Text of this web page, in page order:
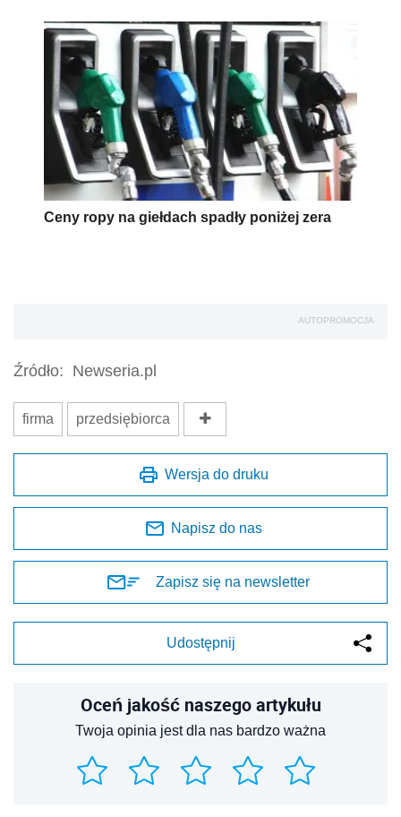
Ceny ropy na giełdach spadły poniżej zera
AUTOPROMOCJA
Źródło: Newseria.pl
firma przedsiębiorca
Wersja do druku
Napisz do nas
Zapisz się na newsletter
Udostępnij
Oceń jakość naszego artykułu
Twoja opinia jest dla nas bardzo ważna